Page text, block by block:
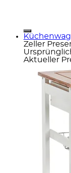
Zeller
Aktueller